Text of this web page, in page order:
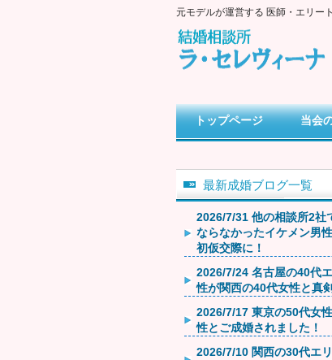
元モデルが運営する 医師・エリー
トップページ 当会
最新成婚ブログ一覧
2026/7/31 他の相談所2社
ならなかったイケメン男
初仮交際に！
2026/7/24 名古屋の40代
性が関西の40代女性と真
2026/7/17 東京の50代女
性とご成婚されました！
2026/7/10 関西の30代エ